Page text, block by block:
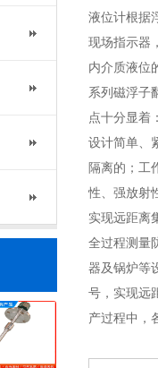
液位计根据
现场指示器
内介质液位
系列磁浮子
点十分显着
设计简单、
隔离的；工
性、强放射
实现远距离
全过程测量
器及锅炉等
号，实现远
产过程中